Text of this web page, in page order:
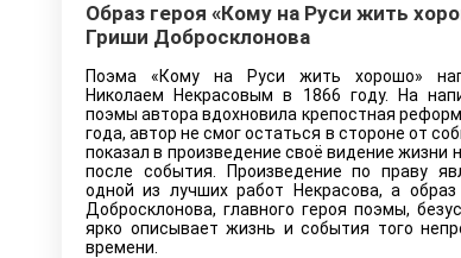
Образ героя «Кому на Руси жить
Гриши Добросклонова
Поэма «Кому на Руси жить хорошо»
Николаем Некрасовым в 1866 году. На
поэмы автора вдохновила крепостная
года, автор не смог остаться в стороне от
показал в произведение своё видение жизни
после события. Произведение по праву
одной из лучших работ Некрасова, а образ
Добросклонова, главного героя поэмы,
ярко описывает жизнь и события того
времени.